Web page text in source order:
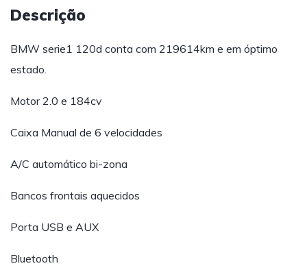
Descrição
BMW serie1 120d conta com 219614km e em óptimo
estado.
Motor 2.0 e 184cv
Caixa Manual de 6 velocidades
A/C automático bi-zona
Bancos frontais aquecidos
Porta USB e AUX
Bluetooth